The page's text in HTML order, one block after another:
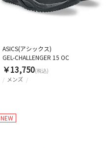
メンズ
ASICS(アシックス)
GEL-CHALLENGER 15 OC
￥13,750(税込)
NEW